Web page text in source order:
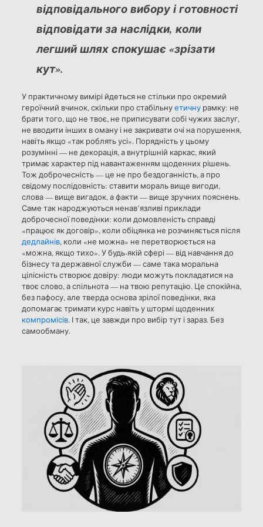
відповідального вибору і готовності
відповідати за наслідки, коли
легший шлях спокушає «зрізати
кут».
У практичному вимірі йдеться не стільки про окремий
героїчний вчинок, скільки про стабільнуетичнурамку: не
брати того, що не твоє, не приписувати собі чужих заслуг,
не вводити інших в оману і не закривати очі на порушення,
навіть якщо «так роблять усі». Порядність у цьому
розумінні — не декорація, а внутрішній каркас, який
тримає характер під навантаженням щоденних рішень.
Тож доброчесність — це не про бездоганність, а про
свідому послідовність: ставити мораль вище вигоди,
слова — вище вигадок, а факти — вище зручних пояснень.
Саме так народжуються ненав’язливі приклади
доброчесної поведінки: коли домовленість справді
«працює як договір», коли обіцянка не розчиняється після
дедлайнів, коли «не можна» не перетворюється на
«можна, якщо тихо». У будь-якій сфері — від навчання до
бізнесу та державної служби — саме така моральна
цілісність створює довіру: люди можуть покладатися на
твоє слово, а спільнота — на твою репутацію. Це спокійна,
без пафосу, але тверда основа зрілої поведінки, яка
допомагає тримати курс навіть у штормі щоденних
компромісів. І так, це завжди про вибір тут і зараз. Без
самообману.